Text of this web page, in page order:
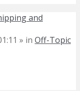
and
» in Off-Topic